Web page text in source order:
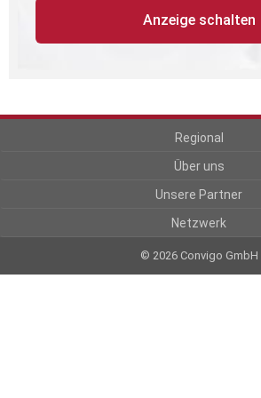
Anzeige schalten
Regional
Über uns
Unsere Partner
Netzwerk
© 2026 Convigo GmbH